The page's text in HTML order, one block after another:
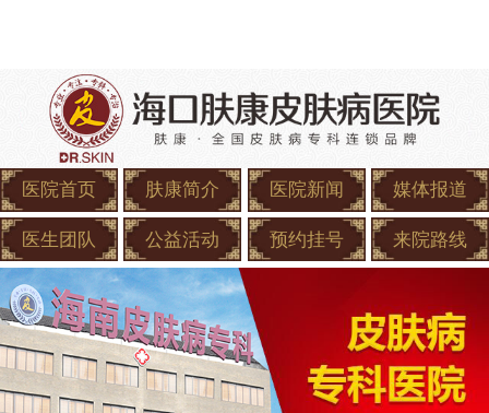
医院首页 肤康简介 医院新闻 媒体报道
医生团队 公益活动 预约挂号 来院路线